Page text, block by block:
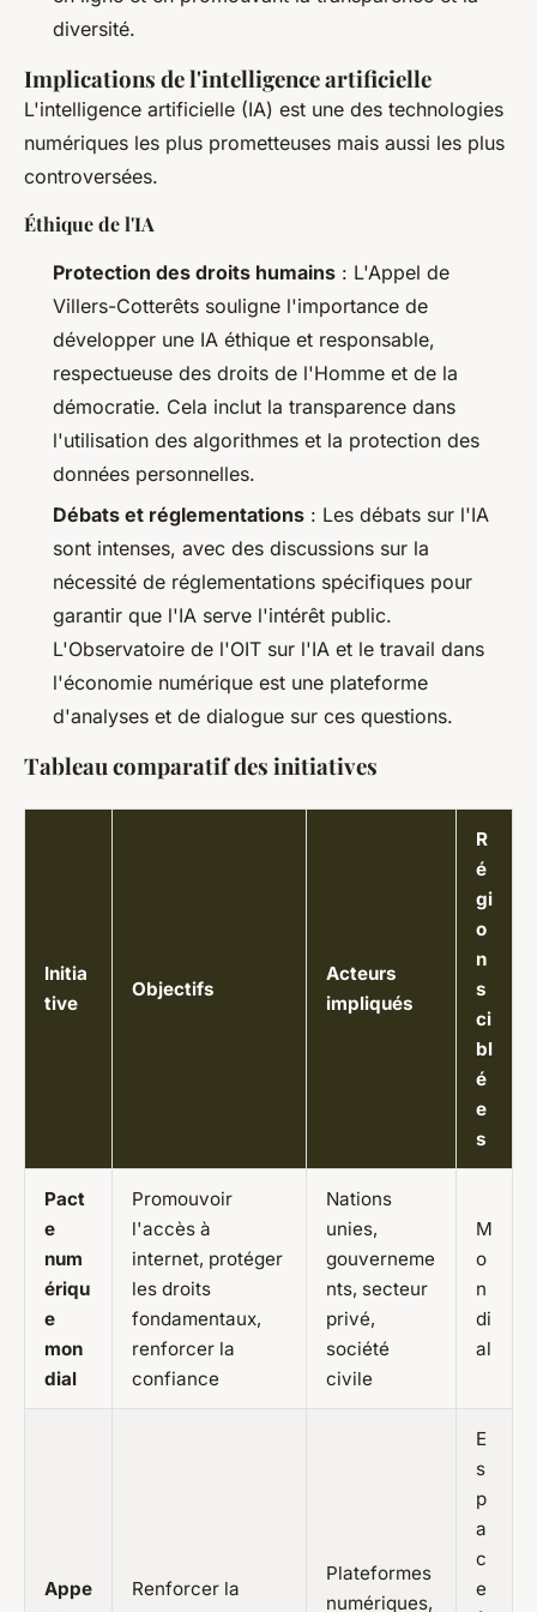
diversité.
Implications de l'intelligence artificielle
L'intelligence artificielle (IA) est une des technologies
numériques les plus prometteuses mais aussi les plus
controversées.
Éthique de l'IA
Protection des droits humains : L'Appel de
Villers-Cotterêts souligne l'importance de
développer une IA éthique et responsable,
respectueuse des droits de l'Homme et de la
démocratie. Cela inclut la transparence dans
l'utilisation des algorithmes et la protection des
données personnelles.
Débats et réglementations : Les débats sur l'IA
sont intenses, avec des discussions sur la
nécessité de réglementations spécifiques pour
garantir que l'IA serve l'intérêt public.
L'Observatoire de l'OIT sur l'IA et le travail dans
l'économie numérique est une plateforme
d'analyses et de dialogue sur ces questions.
Tableau comparatif des initiatives
Initia
tive
Objectifs
Acteurs
impliqués
R
é
gi
o
n
s
ci
bl
é
e
s
Pact
e
num
ériqu
e
mon
dial
Promouvoir
l'accès à
internet, protéger
les droits
fondamentaux,
renforcer la
confiance
Nations
unies,
gouverneme
nts, secteur
privé,
société
civile
M
o
n
di
al
Appe
Renforcer la
Plateformes
numériques,
E
s
p
a
c
e